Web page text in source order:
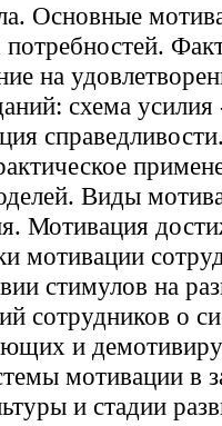
Основные
потребностей.
на
схема усилия
Виды
Мотивация
мотивации
стимулов на
сотрудников о
и
мотивации в
и стадии